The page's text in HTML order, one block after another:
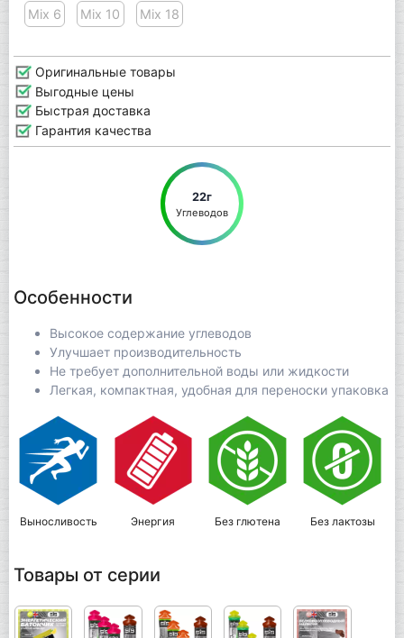
Mix 6 Mix 10 Mix 18
Оригинальные товары
Выгодные цены
Быстрая доставка
Гарантия качества
22г
Углеводов
Особенности
Высокое содержание углеводов
Улучшает производительность
Не требует дополнительной воды или жидкости
Легкая, компактная, удобная для переноски упаковка
Выносливость Энергия Без глютена Без лактозы
Товары от серии